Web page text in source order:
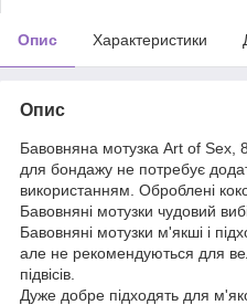
Опис Характеристики
Опис
Бавовняна мотузка Art of Sex,
для бондажу не потребує
використанням. Оброблені
Бавовняні мотузки чудовий
Бавовняні мотузки м'якші і
але не рекомендуються для
підвісів.
Дуже добре підходять для